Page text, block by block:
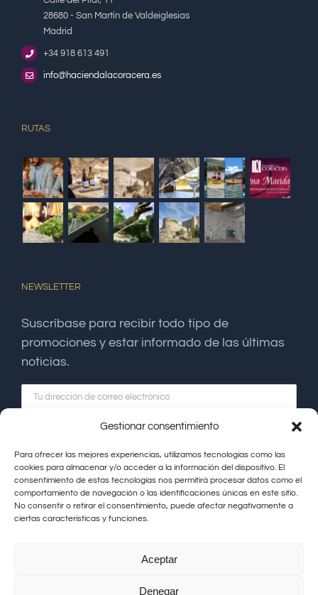
Gestionar consentimiento
Para ofrecer las mejores experiencias, utilizamos tecnologías como las
cookies para almacenar y/o acceder a la información del dispositivo. El
consentimiento de estas tecnologías nos permitirá procesar datos como el
comportamiento de navegación o las identificaciones únicas en este sitio.
No consentir o retirar el consentimiento, puede afectar negativamente a
ciertas características y funciones.
Aceptar
Denegar
28680 - San Martín de Valdeiglesias
Madrid
+34 918 613 491
info@haciendalacoracera.es
RUTAS
NEWSLETTER
Suscríbase para recibir todo tipo de
promociones y estar informado de las últimas
noticias.
Política de Cookies